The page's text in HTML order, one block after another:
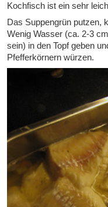
Kochfisch ist ein sehr
Das Suppengrün putzen,
Wenig Wasser (ca. 2-3
sein) in den Topf geben
Pfefferkörnern würzen.